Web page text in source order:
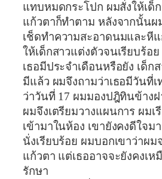
แทบหมดกระโปก ผมสั่งให้เด็
แก้วตาก็ทำตาม หลังจากนั้นผ
เช็ดทำความสะอาดนมและหี
ให้เด็กสาวแต่งตัวจนเรียบร้อ
เธอมีประจำเดือนหรือยัง เด็ก
มีแล้ว ผมจึงถามว่าเธอมีวันที่
ว่าวันที่ 17 ผมมองปฎิทินข้าง
ผมจึงเตรียมวางแผนการ ผมเ
เข้ามาในห้อง เขายังคงดีใจม
นั่งเรียบร้อย ผมบอกเขาว่าผ
แก้วตา แต่เธออาจจะยังคงเห
รักษา